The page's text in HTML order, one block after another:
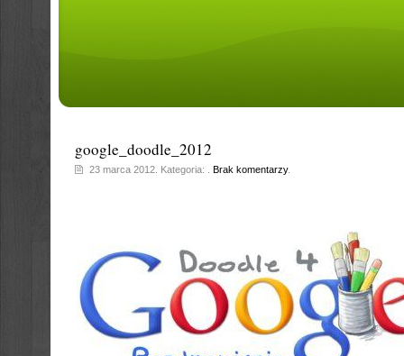
google_doodle_2012
23 marca 2012. Kategoria: . Brak komentarzy.